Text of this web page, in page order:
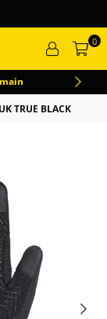
0
TRUE BLACK